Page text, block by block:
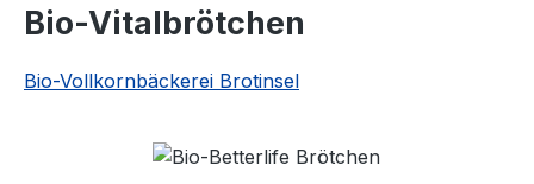
Bio-Vitalbrötchen
Bio-Vollkornbäckerei Brotinsel
Bildergalerie überspringen